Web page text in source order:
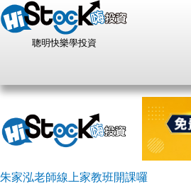
聰明快樂學投資
朱家泓老師線上家教班開課囉